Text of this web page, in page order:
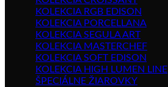
KOLEKCIA RGB EDISON
KOLEKCIA PORCELLANA
KOLEKCIA SEGULA ART
KOLEKCIA MASTERCHEF
KOLEKCIA SOFT EDISON
KOLEKCIA HIGH LUMEN LINE
ŠPECIÁLNE ŽIAROVKY